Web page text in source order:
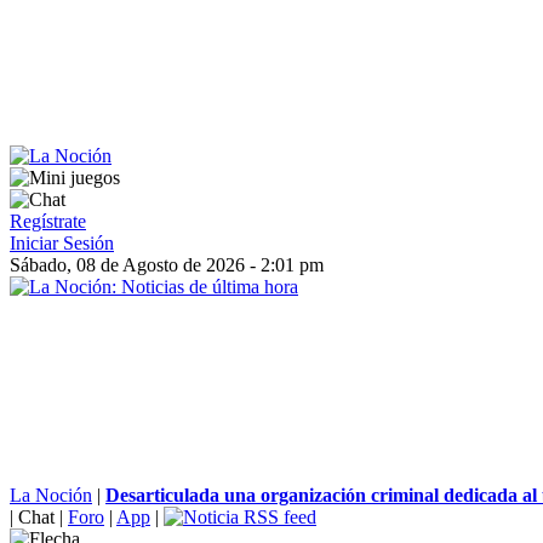
Regístrate
Iniciar Sesión
Sábado, 08 de Agosto de 2026 - 2:01 pm
La Noción | Desarticulada una organización criminal dedicada al
| Chat | Foro | App |